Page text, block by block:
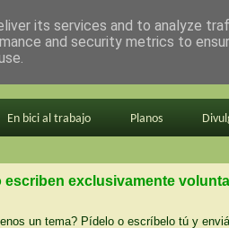
En bici al trabajo Planos
escriben exclusivamente
un tema? Pídelo o escríbelo tú y
its services and to analyze
and security metrics to